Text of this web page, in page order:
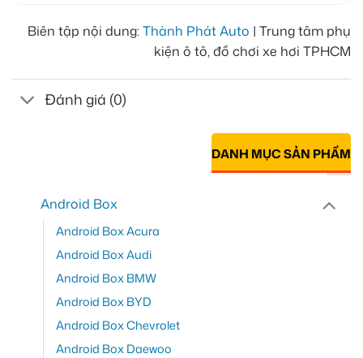
Biên tập nội dung:Thành Phát Auto | Trung tâm phụ
kiện ô tô, đồ chơi xe hơi TPHCM
Đánh giá (0)
DANH MỤC SẢN PHẨM
Android Box
Android Box Acura
Android Box Audi
Android Box BMW
Android Box BYD
Android Box Chevrolet
Android Box Daewoo